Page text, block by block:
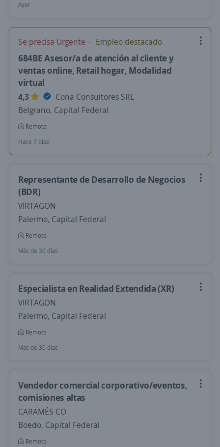
Ayer
Se precisa Urgente Empleo destacado
684BE Asesor/a de atención al cliente y
ventas online, Retail hogar, Modalidad
virtual
4,3
Cona Consultores SRL
Belgrano, Capital Federal
Remoto
Hace 7 días
Representante de Desarrollo de Negocios
(BDR)
VIRTAGON
Palermo, Capital Federal
Remoto
Más de 30 días
Especialista en Realidad Extendida (XR)
VIRTAGON
Palermo, Capital Federal
Remoto
Más de 30 días
Vendedor comercial corporativo/eventos,
comisiones altas
CARAMÉS CO
Boedo, Capital Federal
Remoto